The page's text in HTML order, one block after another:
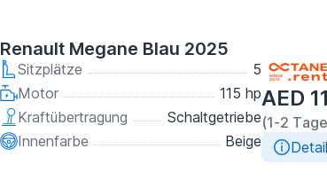
Renault Megane Blau 2025
Sitzplätze
5
Motor
115 hp
Kraftübertragung
Schaltgetriebe
Innenfarbe
Beige
AED
(1-2